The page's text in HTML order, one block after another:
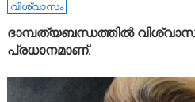
വിശ്വാസം
ദാമ്പത്യബന്ധത്തിൽ
പ്രധാനമാണ്.